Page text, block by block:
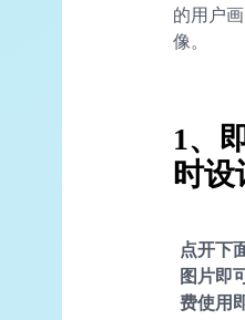
的用户画
像。
1、
时设
点开下
图片即
费使用